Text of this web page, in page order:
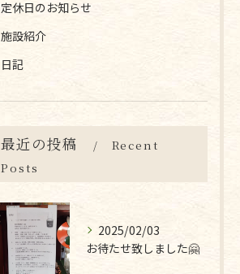
定休日のお知らせ
施設紹介
日記
最近の投稿
Recent
Posts
2025/02/03
お待たせ致しました🤗